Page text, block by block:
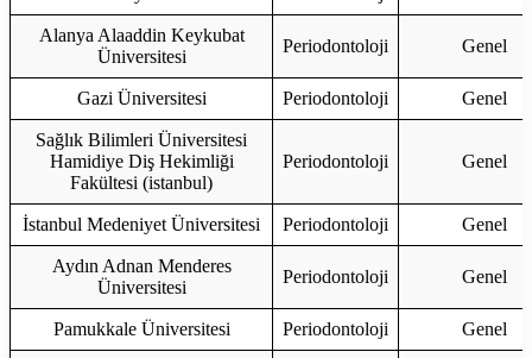
Alanya Alaaddin Keykubat
Üniversitesi
Periodontoloji Genel
Gazi Üniversitesi Periodontoloji Genel
Sağlık Bilimleri Üniversitesi
Hamidiye Diş Hekimliği
Fakültesi (istanbul)
Periodontoloji Genel
İstanbul Medeniyet Üniversitesi Periodontoloji Genel
Aydın Adnan Menderes
Üniversitesi
Periodontoloji Genel
Pamukkale Üniversitesi Periodontoloji Genel